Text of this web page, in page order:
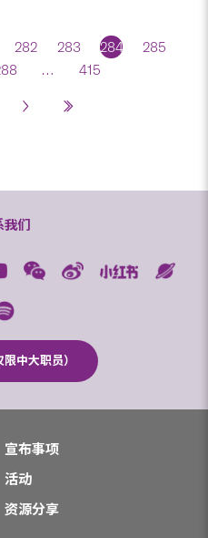
282 283 284
285
… 415
我们
中大职员）
宣布事项
活动
资源分享